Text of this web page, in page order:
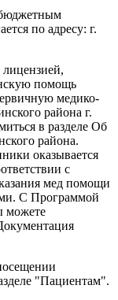
по адресу: г.
лицензией,
помощь
медико-
района г.
в разделе Об
района.
оказывается
с
мед помощи
С Программой
можете
"Пациентам".